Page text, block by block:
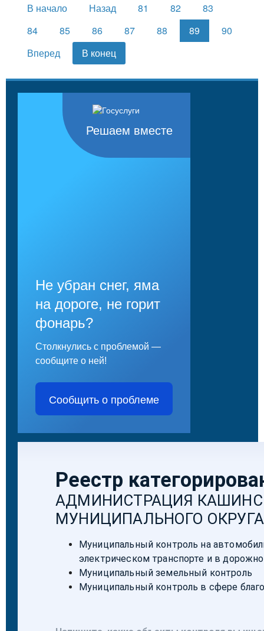
В начало Назад 81 82
83
84
85 86 87 88 89
90
Вперед
В конец
Решаем вместе
Не убран снег, яма
на дороге, не горит
фонарь?
Столкнулись с проблемой —
сообщите о ней!
Сообщить о проблеме